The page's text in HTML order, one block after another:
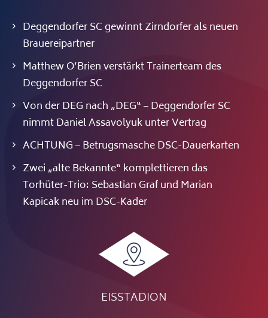
Deggendorfer SC gewinnt Zirndorfer als neuen
Brauereipartner
Matthew O’Brien verstärkt Trainerteam des
Deggendorfer SC
Von der DEG nach „DEG“ – Deggendorfer SC
nimmt Daniel Assavolyuk unter Vertrag
ACHTUNG – Betrugsmasche DSC-Dauerkarten
Zwei „alte Bekannte“ komplettieren das
Torhüter-Trio: Sebastian Graf und Marian
Kapicak neu im DSC-Kader
EISSTADION